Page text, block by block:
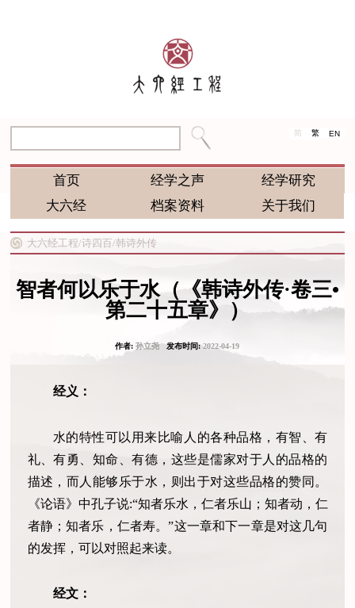
简 繁 EN
首页 经学之声
经学研究
大六经
档案资料 关于我们
大六经工程/诗四百/韩诗外传
智者何以乐于水（《韩诗外传·卷三•
第二十五章》）
作者:孙立尧发布时间:2022-04-19
经义：
水的特性可以用来比喻人的各种品格，有智、有
礼、有勇、知命、有德，这些是儒家对于人的品格的
描述，而人能够乐于水，则出于对这些品格的赞同。
《论语》中孔子说:“知者乐水，仁者乐山；知者动，仁
者静；知者乐，仁者寿。”这一章和下一章是对这几句
的发挥，可以对照起来读。
经文：